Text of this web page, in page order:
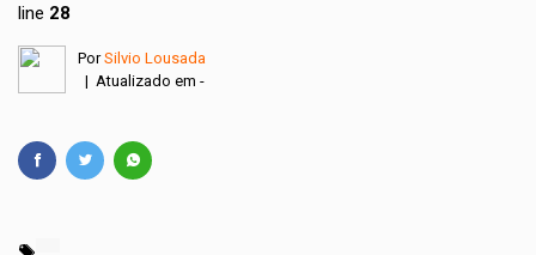
line 28
PorSilvio Lousada
| Atualizado em -